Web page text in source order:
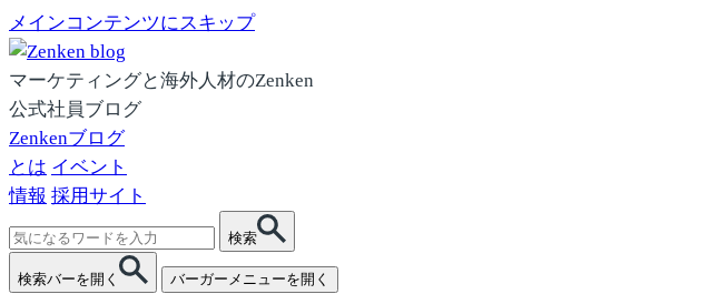
メインコンテンツにスキップ
マーケティングと海外人材のZenken
公式社員ブログ
Zenkenブログ
とは イベント
情報 採用サイト
検
索:
検索
検索バーを開く バーガーメニューを開く